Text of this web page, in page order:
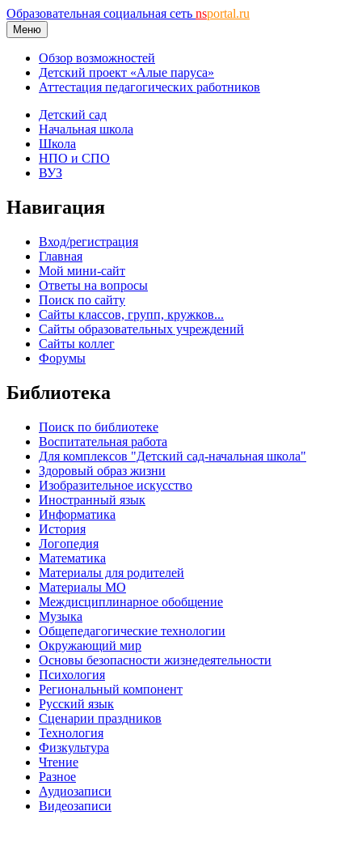
Образовательная социальная сеть nsportal.ru
Меню
Обзор возможностей
Детский проект «Алые паруса»
Аттестация педагогических работников
Детский сад
Начальная школа
Школа
НПО и СПО
ВУЗ
Навигация
Вход/регистрация
Главная
Мой мини-сайт
Ответы на вопросы
Поиск по сайту
Сайты классов, групп, кружков...
Сайты образовательных учреждений
Сайты коллег
Форумы
Библиотека
Поиск по библиотеке
Воспитательная работа
Для комплексов "Детский сад-начальная школа"
Здоровый образ жизни
Изобразительное искусство
Иностранный язык
Информатика
История
Логопедия
Математика
Материалы для родителей
Материалы МО
Междисциплинарное обобщение
Музыка
Общепедагогические технологии
Окружающий мир
Основы безопасности жизнедеятельности
Психология
Региональный компонент
Русский язык
Сценарии праздников
Технология
Физкультура
Чтение
Разное
Аудиозаписи
Видеозаписи